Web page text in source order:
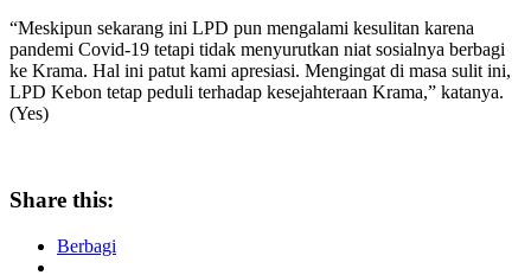
“Meskipun sekarang ini LPD pun mengalami kesulitan karena
pandemi Covid-19 tetapi tidak menyurutkan niat sosialnya berbagi
ke Krama. Hal ini patut kami apresiasi. Mengingat di masa sulit ini,
LPD Kebon tetap peduli terhadap kesejahteraan Krama,” katanya.
(Yes)
Share this:
Berbagi